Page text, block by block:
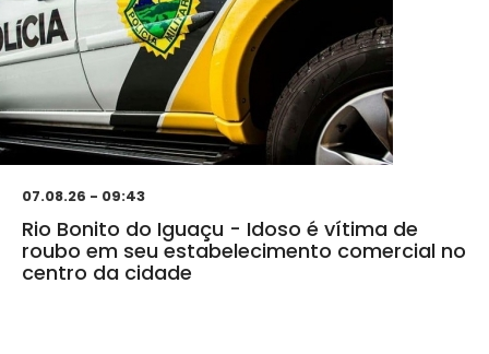
07.08.26 - 09:43
Rio Bonito do Iguaçu - Idoso é vítima de
roubo em seu estabelecimento comercial no
centro da cidade